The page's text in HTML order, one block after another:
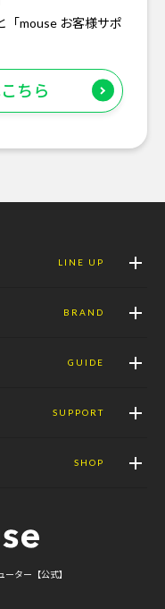
「mouse お客様サポ
ちら
LINE UP
BRAND
GUIDE
SUPPORT
SHOP
ター【公式】